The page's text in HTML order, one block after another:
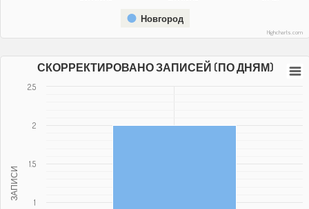
Новгород
Highcharts.com
ЗАПИСИ
СКОРРЕКТИРОВАНО ЗАПИСЕЙ (ПО ДНЯМ)
1
1.5
2
2.5